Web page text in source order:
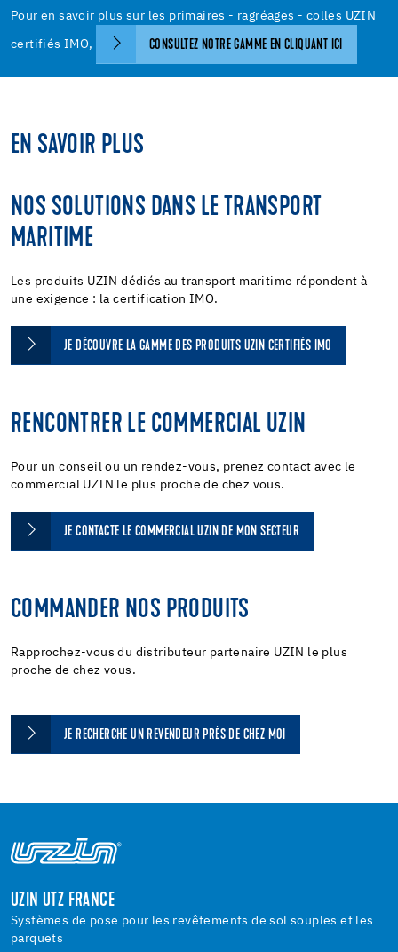
Pour en savoir plus sur les primaires - ragréages - colles UZIN
certifiés IMO, CONSULTEZ NOTRE GAMME EN CLIQUANT ICI
EN SAVOIR PLUS
NOS SOLUTIONS DANS LE TRANSPORT
MARITIME
Les produits UZIN dédiés au transport maritime répondent à
une exigence : la certification IMO.
JE DÉCOUVRE LA GAMME DES PRODUITS UZIN CERTIFIÉS IMO
RENCONTRER LE COMMERCIAL UZIN
Pour un conseil ou un rendez-vous, prenez contact avec le
commercial UZIN le plus proche de chez vous.
JE CONTACTE LE COMMERCIAL UZIN DE MON SECTEUR
COMMANDER NOS PRODUITS
Rapprochez-vous du distributeur partenaire UZIN le plus
proche de chez vous.
JE RECHERCHE UN REVENDEUR PRÈS DE CHEZ MOI
UZIN UTZ FRANCE
Systèmes de pose pour les revêtements de sol souples et les
parquets